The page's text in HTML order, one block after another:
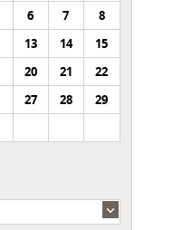
6 7
8
13 14
15
20 21
22
27 28
29